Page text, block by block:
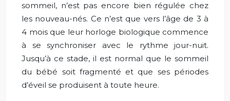
sommeil, n’est pas encore bien régulée chez
les nouveau-nés. Ce n’est que vers l’âge de 3 à
4 mois que leur horloge biologique commence
à se synchroniser avec le rythme jour-nuit.
Jusqu’à ce stade, il est normal que le sommeil
du bébé soit fragmenté et que ses périodes
d’éveil se produisent à toute heure.